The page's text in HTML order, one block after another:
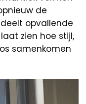
de
opvallende
zien hoe stijl,
samenkomen